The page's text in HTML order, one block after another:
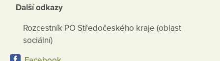
Další odkazy
Rozcestník PO Středočeského kraje (oblast
sociální)